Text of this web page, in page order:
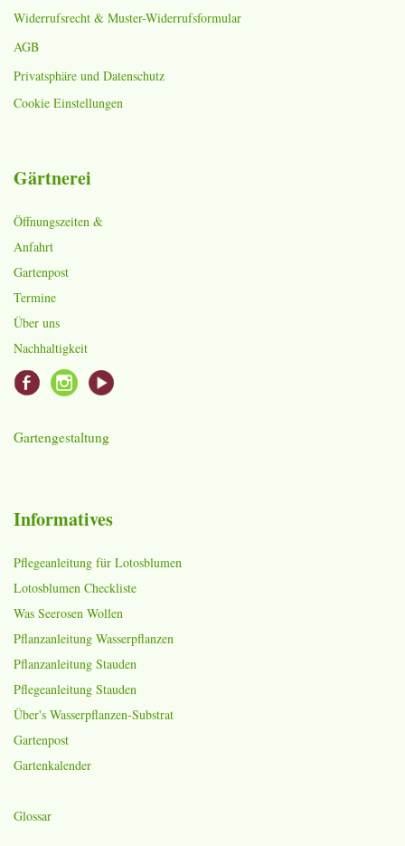
Widerrufsrecht & Muster-Widerrufsformular
AGB
Privatsphäre und Datenschutz
Cookie Einstellungen
Gärtnerei
Öffnungszeiten &
Anfahrt
Gartenpost
Termine
Über uns
Nachhaltigkeit
Gartengestaltung
Informatives
Pflegeanleitung für Lotosblumen
Lotosblumen Checkliste
Was Seerosen Wollen
Pflanzanleitung Wasserpflanzen
Pflanzanleitung Stauden
Pflegeanleitung Stauden
Über's Wasserpflanzen-Substrat
Gartenpost
Gartenkalender
Glossar